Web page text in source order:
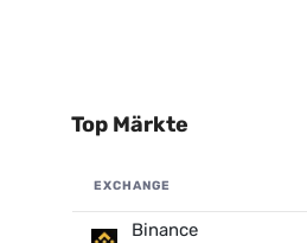
Top Märkte
EXCHANGE
Binance